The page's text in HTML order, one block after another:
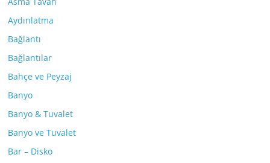
Aydınlatma
Bağlantı
Bağlantılar
Bahçe ve Peyzaj
Banyo
Banyo & Tuvalet
Banyo ve Tuvalet
Bar – Disko